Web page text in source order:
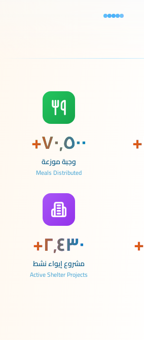
+ ٧٠٬٥٠٠+
وجبة موزعة
Meals Distributed
+ ٢٬٤٣٠+
مشروع إيواء نشط
Active Shelter Projects